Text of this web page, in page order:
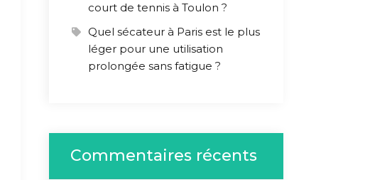
court de tennis à Toulon ?
Quel sécateur à Paris est le plus
léger pour une utilisation
prolongée sans fatigue ?
Commentaires récents